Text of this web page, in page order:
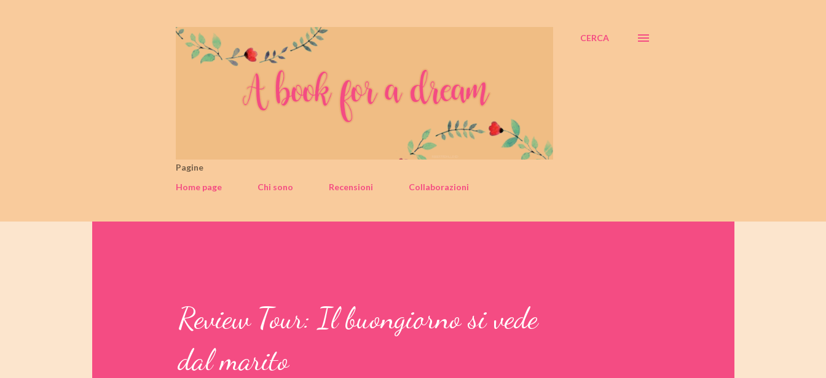
CERCA
Pagine
Home page
Chi sono Recensioni Collaborazioni
Review Tour: Il buongiorno si vede
dal marito